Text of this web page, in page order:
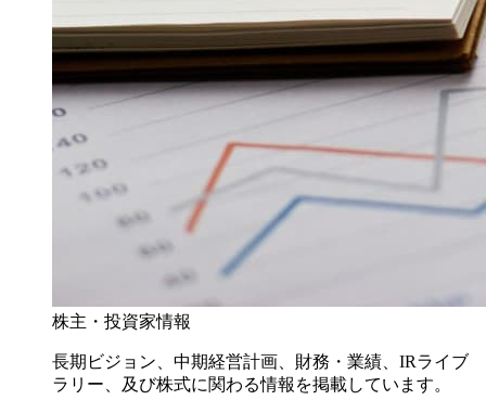
株主・投資家情報
長期ビジョン、中期経営計画、財務・業績、IRライブ
ラリー、及び株式に関わる情報を掲載しています。